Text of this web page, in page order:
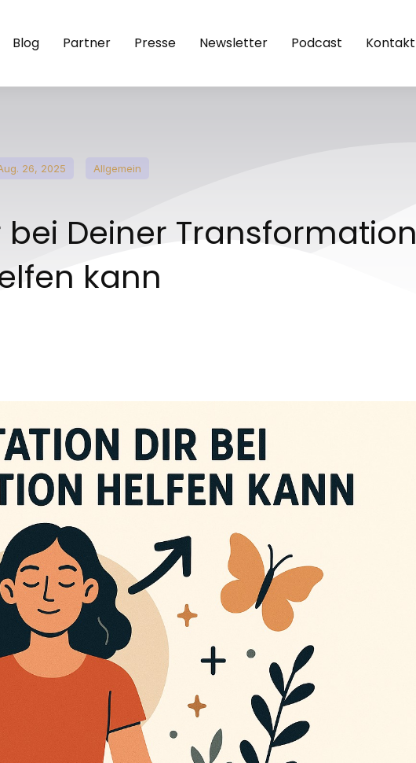
Blog Partner Presse Newsletter Podcast Kontakt
26, 2025 Allgemein
Deiner Transformation
kann